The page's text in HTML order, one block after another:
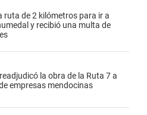
ruta de 2 kilómetros para ir a
y recibió una multa de
la obra de la Ruta 7 a
empresas mendocinas